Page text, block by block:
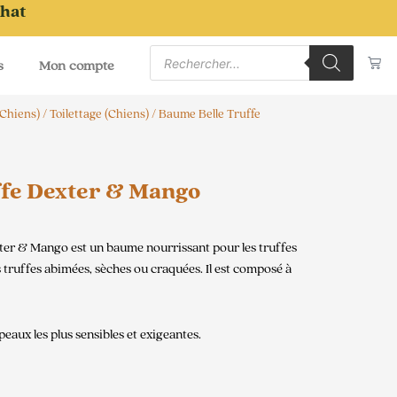
Mon compte
Recherche
produits
/Toilettage (Chiens)/ Baume Belle Truffe
Dexter & Mango
& Mango est un baume nourrissant pour les truffes
abimées, sèches ou craquées. Il est composé à
les plus sensibles et exigeantes.